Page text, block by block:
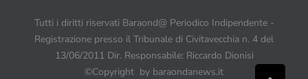
Tutti i diritti riservati Baraond@ Periodico Indipendente -
Registrazione presso il Tribunale di Civitavecchia n. 4 del
13/06/2011 Dir. Responsabile: Riccardo Dionisi
©Copyright by baraondanews.it